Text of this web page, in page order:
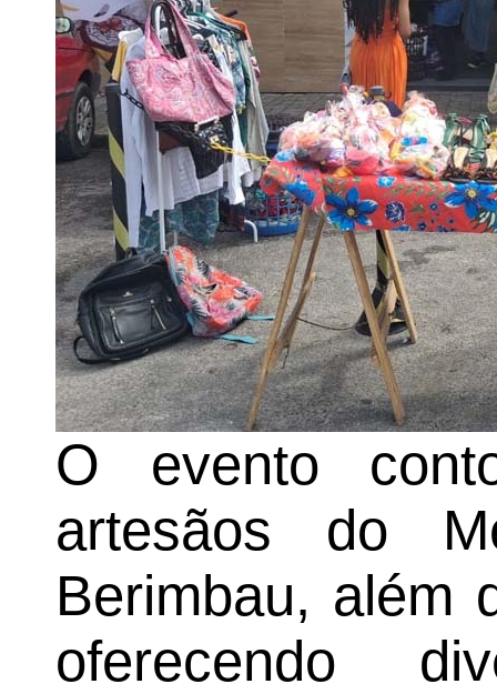
O evento
artesãos do
Berimbau, além
oferecendo